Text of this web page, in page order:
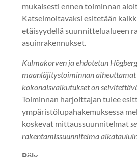
mukaisesti ennen toiminnan
Katselmoitavaksi esitetään
etäisyydellä suunnittelualueen
asuinrakennukset.
Kulmakorven ja ehdotetun
maanläjitystoiminnan
kokonaisvaikutukset on
Toiminnan harjoittajan tulee
ympäristölupahakemuksessa
koskevat mittaussuunnitelmat
rakentamissuunnitelma